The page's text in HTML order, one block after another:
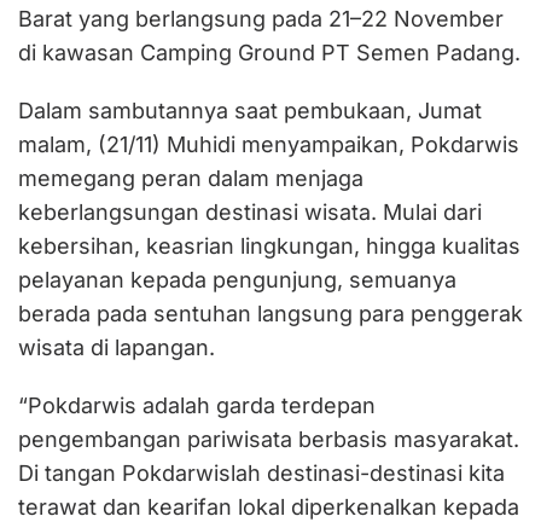
Barat yang berlangsung pada 21–22 November
di kawasan Camping Ground PT Semen Padang.
Dalam sambutannya saat pembukaan, Jumat
malam, (21/11) Muhidi menyampaikan, Pokdarwis
memegang peran dalam menjaga
keberlangsungan destinasi wisata. Mulai dari
kebersihan, keasrian lingkungan, hingga kualitas
pelayanan kepada pengunjung, semuanya
berada pada sentuhan langsung para penggerak
wisata di lapangan.
“Pokdarwis adalah garda terdepan
pengembangan pariwisata berbasis masyarakat.
Di tangan Pokdarwislah destinasi-destinasi kita
terawat dan kearifan lokal diperkenalkan kepada